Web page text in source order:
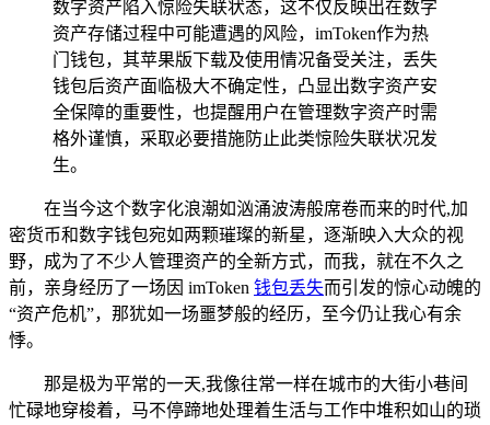
数字资产陷入惊险失联状态，这不仅反映出在数字
资产存储过程中可能遭遇的风险，imToken作为热
门钱包，其苹果版下载及使用情况备受关注，丢失
钱包后资产面临极大不确定性，凸显出数字资产安
全保障的重要性，也提醒用户在管理数字资产时需
格外谨慎，采取必要措施防止此类惊险失联状况发
生。
在当今这个数字化浪潮如汹涌波涛般席卷而来的时代,加
密货币和数字钱包宛如两颗璀璨的新星，逐渐映入大众的视
野，成为了不少人管理资产的全新方式，而我，就在不久之
前，亲身经历了一场因 imToken 钱包丢失而引发的惊心动魄的
“资产危机”，那犹如一场噩梦般的经历，至今仍让我心有余
悸。
那是极为平常的一天,我像往常一样在城市的大街小巷间
忙碌地穿梭着，马不停蹄地处理着生活与工作中堆积如山的琐